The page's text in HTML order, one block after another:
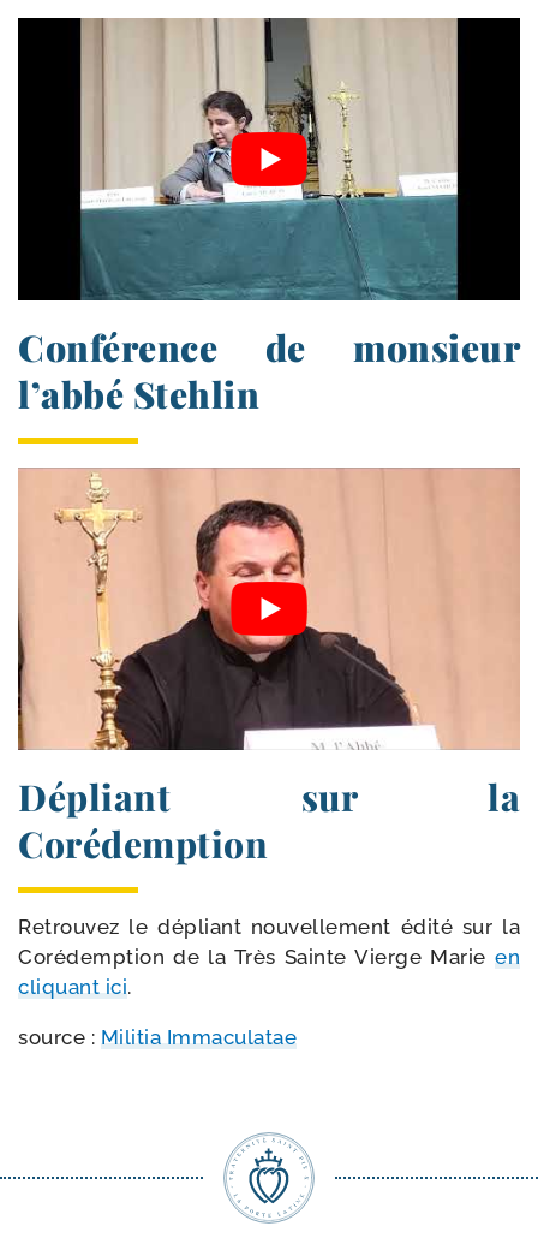
Conférence de monsieur
l’abbé Stehlin
Dépliant sur la
Corédemption
Retrouvez le dépliant nou­vel­le­ment édi­té sur la
Corédemption de la Très Sainte Vierge Marie en
cli­quant ici.
source : Militia Immaculatae